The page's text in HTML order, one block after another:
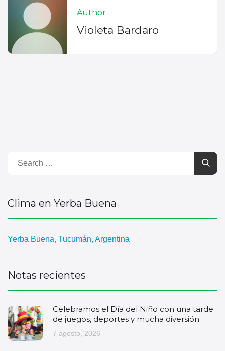
Author
Violeta Bardaro
Clima en Yerba Buena
Yerba Buena, Tucumán, Argentina
Notas recientes
Celebramos el Día del Niño con una tarde
de juegos, deportes y mucha diversión
7 agosto, 2026